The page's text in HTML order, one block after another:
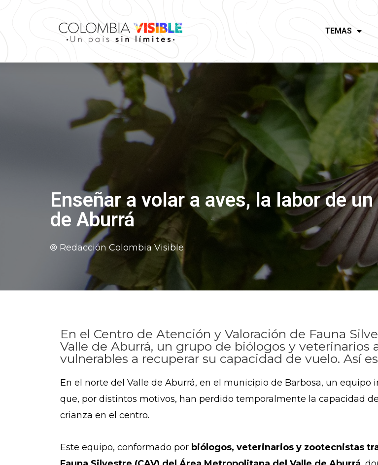
TEMAS
Enseñar a volar a aves, la labor de
de Aburrá
Redacción Colombia Visible
En el Centro de Atención y Valoración de Fauna
Valle de Aburrá, un grupo de biólogos y veterinarios
vulnerables a recuperar su capacidad de vuelo. Así
En el norte del Valle de Aburrá, en el municipio de Barbosa, un equipo
que, por distintos motivos, han perdido temporalmente la capacidad
crianza en el centro.
Este equipo, conformado por biólogos, veterinarios y zootecnistas